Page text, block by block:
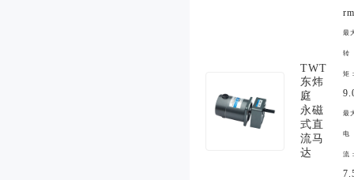
TWT
东炜
庭
永磁
式直
流马
达
最
转
矩
最
电
流